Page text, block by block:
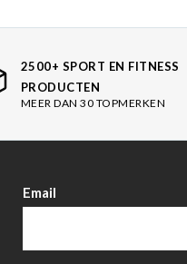
2500+ SPORT EN FITNESS
PRODUCTEN
MEER DAN 30 TOPMERKEN
Email